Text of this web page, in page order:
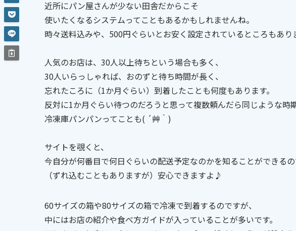
近所にパン屋さんが少ない田舎だからこそ
使いたくなるシステムってこともあるかもしれませんね。
時々送料込みや、500円ぐらいとお安く設定されているところもあ
人気のお店は、30人以上待ちという場合も多く、
30人いらっしゃれば、おのずと待ち時間が長く、
忘れたころに（1か月ぐらい）到着したことも何度もあります。
反対に1か月ぐらい待つのだろうと思って複数頼んだら同じような時
冷凍庫パンパンってことも( ´艸｀)
サイトを覗くと、
今自分が何番目で何日ぐらいの配送予定なのかを知ることができる
（ずれ込むこともありますが）安心できますよ♪
60サイズの箱や80サイズの箱で冷凍で到着するのですが、
中にはお店の紹介や食べ方ガイドが入っていることが多いです。